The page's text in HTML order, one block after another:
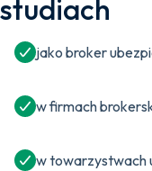
studiach
jako broker
w firmach
w towarzystwach